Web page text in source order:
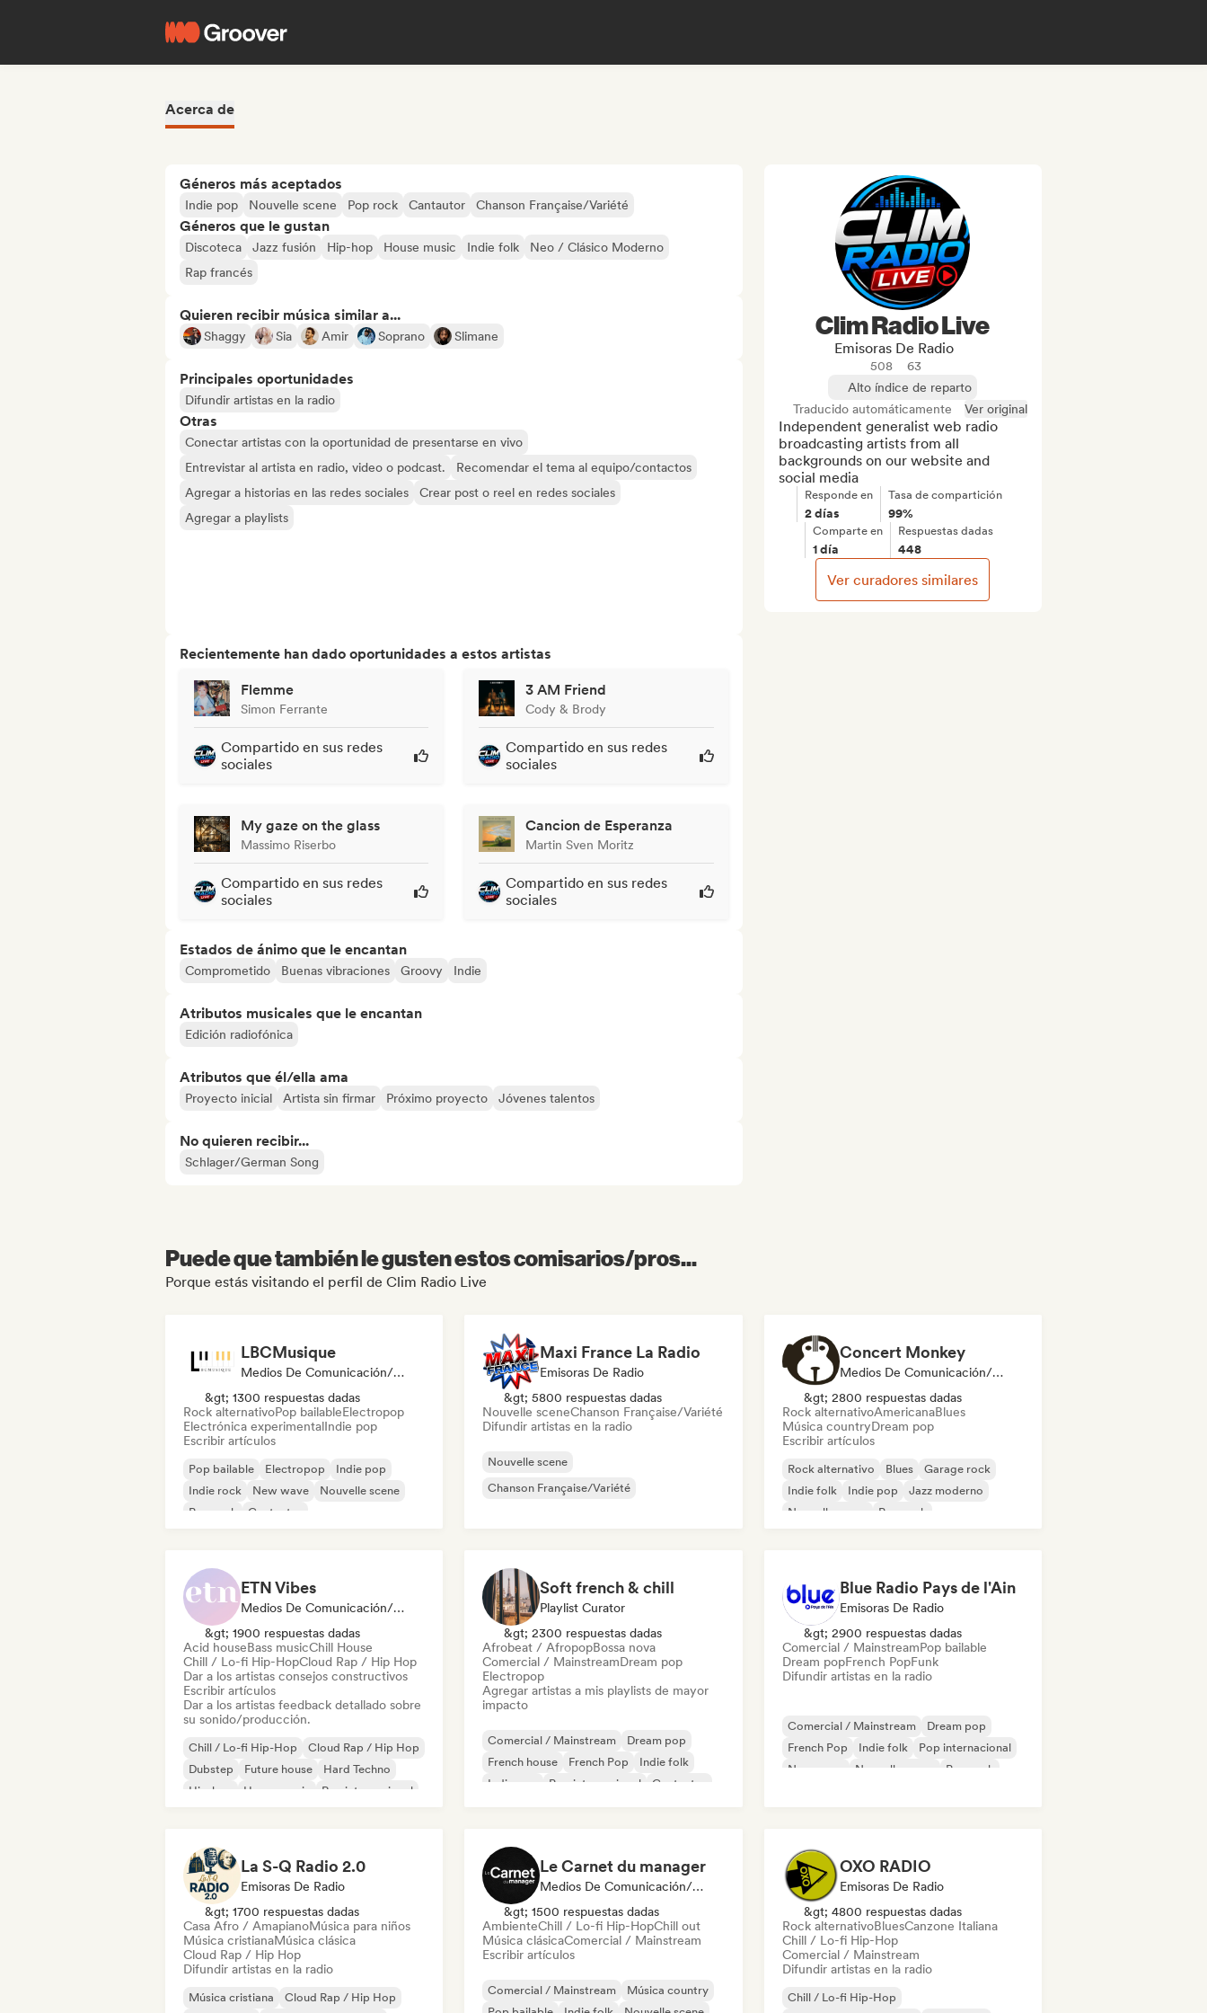
Acerca de
Géneros más aceptados
Indie pop Nouvelle scene Pop rock Cantautor Chanson Française/Variété
Géneros que le gustan
Discoteca Jazz fusión Hip-hop House music Indie folk
Neo / Clásico Moderno
Rap francés
Quieren recibir música similar a...
Shaggy Sia Amir Soprano Slimane
Principales oportunidades
Difundir artistas en la radio
Otras
Conectar artistas con la oportunidad de presentarse en vivo
Entrevistar al artista en radio, video o podcast.
Recomendar el tema al equipo/contactos
Agregar a historias en las redes sociales
Crear post o reel en redes sociales
Agregar a playlists
Recientemente han dado oportunidades a estos artistas
Flemme
Simon Ferrante
Compartido en sus redes
sociales
3 AM Friend
Cody & Brody
Compartido en sus redes
sociales
My gaze on the glass
Massimo Riserbo
Compartido en sus redes
sociales
Cancion de Esperanza
Martin Sven Moritz
Compartido en sus redes
sociales
Estados de ánimo que le encantan
Comprometido Buenas vibraciones Groovy Indie
Atributos musicales que le encantan
Edición radiofónica
Atributos que él/ella ama
Proyecto inicial Artista sin firmar Próximo proyecto Jóvenes talentos
No quieren recibir...
Schlager/German Song
Clim Radio Live
Emisoras De Radio
508
63
Alto índice de reparto
Traducido automáticamente
Ver original
Independent generalist web radio
broadcasting artists from all
backgrounds on our website and
social media
Responde en
2 días
Tasa de compartición
99%
Comparte en
1 día
Respuestas dadas
448
Ver curadores similares
Puede que también le gusten estos comisarios/pros...
Porque estás visitando el perfil de Clim Radio Live
LBCMusique
Medios De Comunicación/Periodista
&gt; 1300 respuestas dadas
Rock alternativoPop bailableElectropop
Electrónica experimentalIndie pop
Escribir artículos
Pop bailable Electropop
Indie pop
Indie rock
New wave
Nouvelle scene
Pop rock
Cantautor
Maxi France La Radio
Emisoras De Radio
&gt; 5800 respuestas dadas
Nouvelle sceneChanson Française/Variété
Difundir artistas en la radio
Nouvelle scene
Chanson Française/Variété
Concert Monkey
Medios De Comunicación/Periodista
&gt; 2800 respuestas dadas
Rock alternativoAmericanaBlues
Música countryDream pop
Escribir artículos
Rock alternativo Blues
Garage rock
Indie folk
Indie pop
Jazz moderno
Nouvelle scene
Pop rock
ETN Vibes
Medios De Comunicación/Periodista, Mentor, Experto En Sonido
&gt; 1900 respuestas dadas
Acid houseBass musicChill House
Chill / Lo-fi Hip-HopCloud Rap / Hip Hop
Dar a los artistas consejos constructivos
Escribir artículos
Dar a los artistas feedback detallado sobre
su sonido/producción.
Chill / Lo-fi Hip-Hop
Cloud Rap / Hip Hop
Dubstep
Future house
Hard Techno
Hip-hop
House music Rap internacional
Soft french & chill
Playlist Curator
&gt; 2300 respuestas dadas
Afrobeat / AfropopBossa nova
Comercial / MainstreamDream pop
Electropop
Agregar artistas a mis playlists de mayor
impacto
Comercial / Mainstream
Dream pop
French house
French Pop
Indie folk
Indie pop
Pop internacional Cantautor
Blue Radio Pays de l'Ain
Emisoras De Radio
&gt; 2900 respuestas dadas
Comercial / MainstreamPop bailable
Dream popFrench PopFunk
Difundir artistas en la radio
Comercial / Mainstream
Dream pop
French Pop
Indie folk
Pop internacional
New wave
Nouvelle scene Pop rock
La S-Q Radio 2.0
Emisoras De Radio
&gt; 1700 respuestas dadas
Casa Afro / AmapianoMúsica para niños
Música cristianaMúsica clásica
Cloud Rap / Hip Hop
Difundir artistas en la radio
Música cristiana
Cloud Rap / Hip Hop
Le Carnet du manager
Medios De Comunicación/Periodista
&gt; 1500 respuestas dadas
AmbienteChill / Lo-fi Hip-HopChill out
Música clásicaComercial / Mainstream
Escribir artículos
Comercial / Mainstream
Música country
OXO RADIO
Emisoras De Radio
&gt; 4800 respuestas dadas
Rock alternativoBluesCanzone Italiana
Chill / Lo-fi Hip-Hop
Comercial / Mainstream
Difundir artistas en la radio
Chill / Lo-fi Hip-Hop